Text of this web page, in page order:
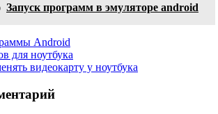
Запуск программ в эмуляторе android
Android
для ноутбука
видеокарту у ноутбука